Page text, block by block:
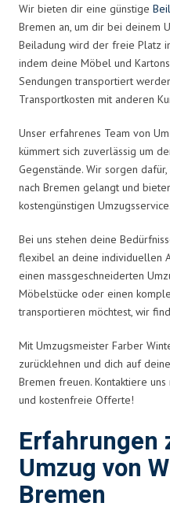
Wir bieten dir eine günstige
Bremen an, um dir bei deinem
Beiladung wird der freie Platz
indem deine Möbel und
Sendungen transportiert
Transportkosten mit anderen
Unser erfahrenes Team von
kümmert sich zuverlässig um
Gegenstände. Wir sorgen
nach Bremen gelangt und
kostengünstigen Umzugsservice.
Bei uns stehen deine
flexibel an deine individuellen
einen massgeschneiderten
Möbelstücke oder einen
transportieren möchtest, wir
Mit Umzugsmeister Farber
zurücklehnen und dich auf
Bremen freuen. Kontaktiere
und kostenfreie Offerte!
Erfahrungen
Umzug von
Bremen